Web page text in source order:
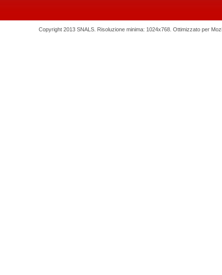
Copyright 2013 SNALS. Risoluzione minima: 1024x768. Ottimizzato per